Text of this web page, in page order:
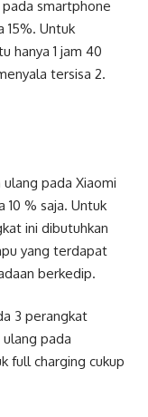
smartphone
15%. Untuk
hanya 1 jam 40
tersisa 2.
pada Xiaomi
10 % saja. Untuk
ini dibutuhkan
yang terdapat
berkedip.
3 perangkat
pada
full charging cukup